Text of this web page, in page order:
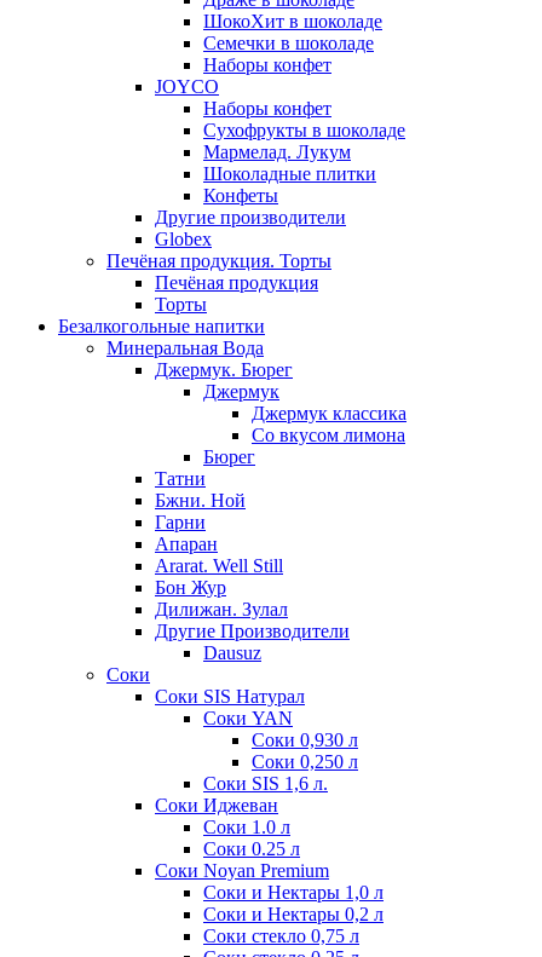
ШокоХит в шоколаде
Семечки в шоколаде
Наборы конфет
JOYCO
Наборы конфет
Сухофрукты в шоколаде
Мармелад. Лукум
Шоколадные плитки
Конфеты
Другие производители
Globex
Печёная продукция. Торты
Печёная продукция
Торты
Безалкогольные напитки
Минеральная Вода
Джермук. Бюрег
Джермук
Джермук классика
Со вкусом лимона
Бюрег
Татни
Бжни. Ной
Гарни
Апаран
Ararat. Well Still
Бон Жур
Дилижан. Зулал
Другие Производители
Dausuz
Соки
Соки SIS Натурал
Соки YAN
Соки 0,930 л
Соки 0,250 л
Соки SIS 1,6 л.
Соки Иджеван
Соки 1.0 л
Соки 0.25 л
Соки Noyan Premium
Соки и Нектары 1,0 л
Соки и Нектары 0,2 л
Соки стекло 0,75 л